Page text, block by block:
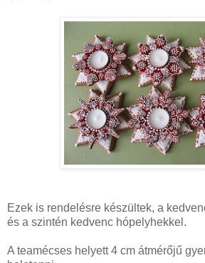
Ezek is rendelésre készültek, a
és a szintén kedvenc hópelyhekkel.
A teamécses helyett 4 cm átmérőjű